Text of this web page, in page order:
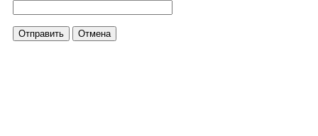
Отправить Отмена